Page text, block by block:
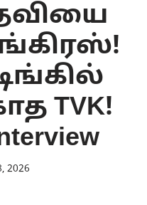
TVK!
2026